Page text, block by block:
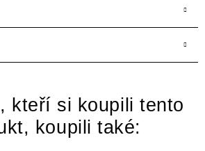
kteří si koupili tento
koupili také: